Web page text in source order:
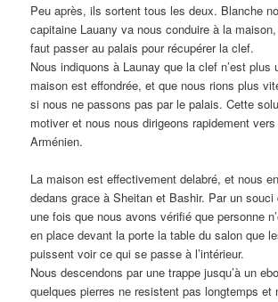
Peu après, ils sortent tous les deux. Blanche
capitaine Lauany va nous conduire à la
faut passer au palais pour récupérer la clef.
Nous indiquons à Launay que la clef n’est plus
maison est effondrée, et que nous rions plus
si nous ne passons pas par le palais. Cette
motiver et nous nous dirigeons rapidement
Arménien.
La maison est effectivement delabré, et nous
dedans grace à Sheitan et Bashir. Par un souci
une fois que nous avons vérifié que personne
en place devant la porte la table du salon que
puissent voir ce qui se passe à l’intérieur.
Nous descendons par une trappe jusqu’à un
quelques pierres ne resistent pas longtemps et